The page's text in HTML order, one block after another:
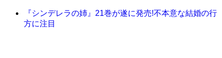
『シンデレラの姉』21巻が遂に発売!不本意な結婚の行
方に注目